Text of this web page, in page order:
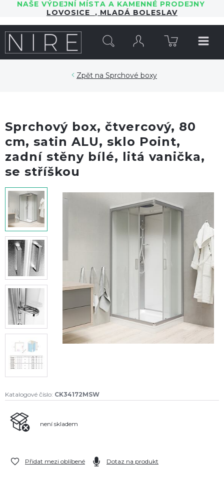
NAŠE VÝDEJNÍ MÍSTA A KAMENNÉ PRODEJNY
LOVOSICE , MLADÁ BOLESLAV
Sprchové boxy
Sprchový box, čtvercový, 80
cm, satin ALU, sklo Point,
zadní stěny bílé, litá vanička,
se stříškou
Katalogové číslo: CK34172MSW
není skladem
Přidat mezi oblíbené Dotaz na produkt